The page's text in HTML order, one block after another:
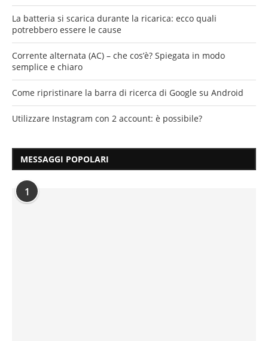
La batteria si scarica durante la ricarica: ecco quali
potrebbero essere le cause
Corrente alternata (AC) – che cos’è? Spiegata in modo
semplice e chiaro
Come ripristinare la barra di ricerca di Google su Android
Utilizzare Instagram con 2 account: è possibile?
MESSAGGI POPOLARI
1